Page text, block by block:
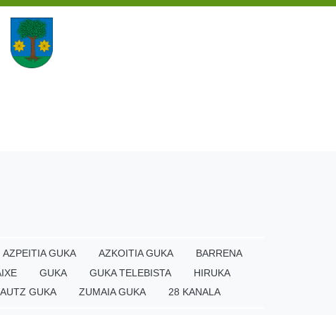
AZPEITIA GUKA AZKOITIA GUKA
BARRENA
GUKA GUKA TELEBISTA
HIRUKA
GUKA ZUMAIA GUKA 28 KANALA